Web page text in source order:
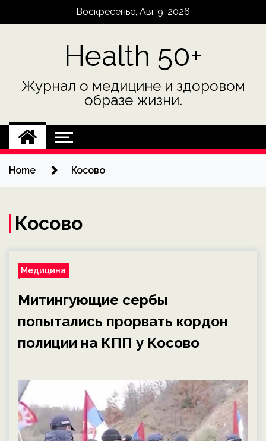
Воскресенье, Авг 9, 2026
Health 50+
Журнал о медицине и здоровом
образе жизни.
Home Косово
Косово
Медицина
Митингующие сербы
попытались прорвать кордон
полиции на КПП у Косово